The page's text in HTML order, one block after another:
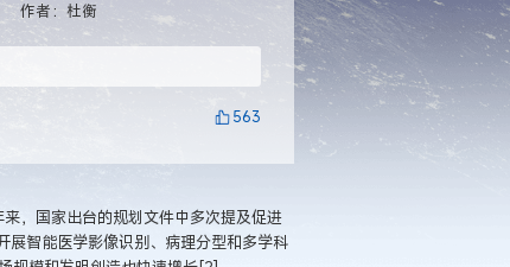
作者：杜衡
563
，国家出台的规划文件中多次提及促进
展智能医学影像识别、病理分型和多学科